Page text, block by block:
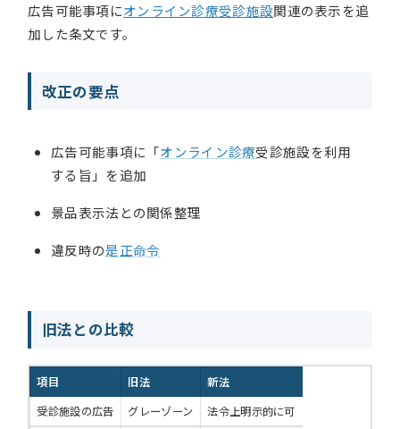
広告可能事項にオンライン診療受診施設関連の表示を追
加した条文です。
改正の要点
広告可能事項に「オンライン診療受診施設を利用
する旨」を追加
景品表示法との関係整理
違反時の是正命令
旧法との比較
項目 旧法
新法
受診施設の広告
グレーゾーン
法令上明示的に可